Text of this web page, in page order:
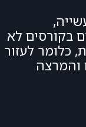
בקורסים לא
כלומר לעזור
והמרצה